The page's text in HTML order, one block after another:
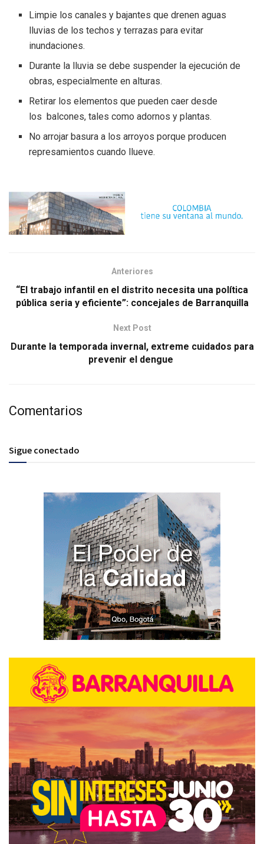
Limpie los canales y bajantes que drenen aguas
lluvias de los techos y terrazas para evitar
inundaciones.
Durante la lluvia se debe suspender la ejecución de
obras, especialmente en alturas.
Retirar los elementos que pueden caer desde
los balcones, tales como adornos y plantas.
No arrojar basura a los arroyos porque producen
represamientos cuando llueve.
Anteriores
“El trabajo infantil en el distrito necesita una política
pública seria y eficiente”: concejales de Barranquilla
Next Post
Durante la temporada invernal, extreme cuidados para
prevenir el dengue
Comentarios
Sigue conectado